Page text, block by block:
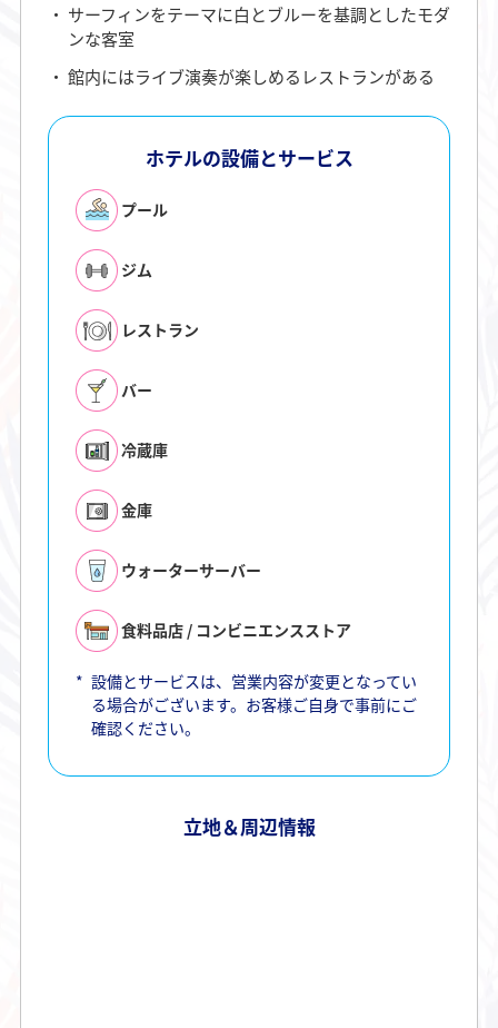
サーフィンをテーマに白とブルーを基調としたモダ
ンな客室
館内にはライブ演奏が楽しめるレストランがある
ホテルの設備とサービス
プール
ジム
レストラン
バー
冷蔵庫
金庫
ウォーターサーバー
食料品店 / コンビニエンスストア
* 設備とサービスは、営業内容が変更となってい
る場合がございます。お客様ご自身で事前にご
確認ください。
立地＆周辺情報